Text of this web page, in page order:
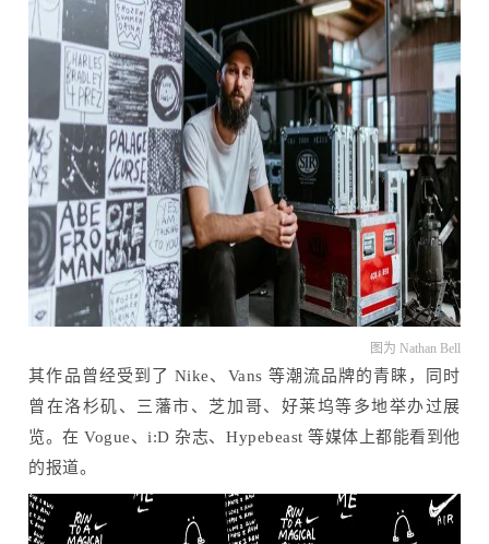
图为 Nathan Bell
其作品曾经受到了 Nike、Vans 等潮流品牌的青睐，同时
曾在洛杉矶、三藩市、芝加哥、好莱坞等多地举办过展
览。在 Vogue、i:D 杂志、Hypebeast 等媒体上都能看到他
的报道。